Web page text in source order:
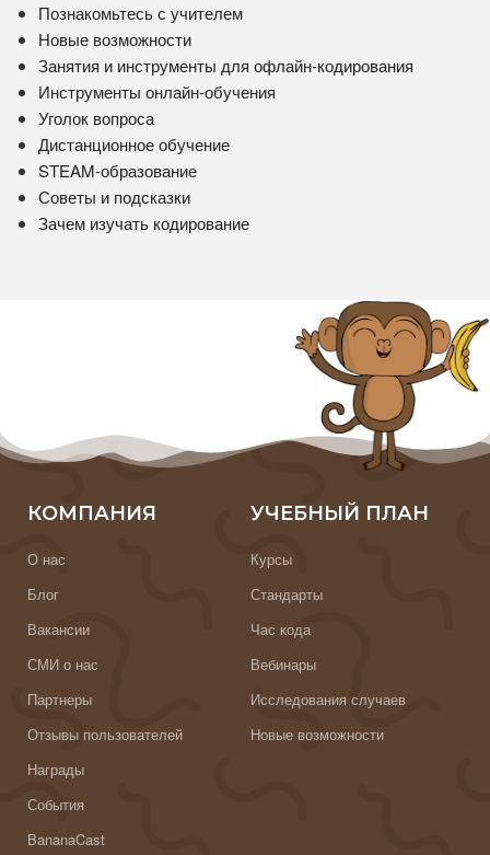
Познакомьтесь с учителем
Новые возможности
Занятия и инструменты для офлайн-кодирования
Инструменты онлайн-обучения
Уголок вопроса
Дистанционное обучение
STEAM-образование
Советы и подсказки
Зачем изучать кодирование
КОМПАНИЯ
О нас
Блог
Вакансии
СМИ о нас
Партнеры
Отзывы пользователей
Награды
События
BananaCast
УЧЕБНЫЙ ПЛАН
Курсы
Стандарты
Час кода
Вебинары
Исследования случаев
Новые возможности